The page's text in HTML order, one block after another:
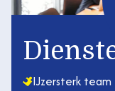
IJzersterk team